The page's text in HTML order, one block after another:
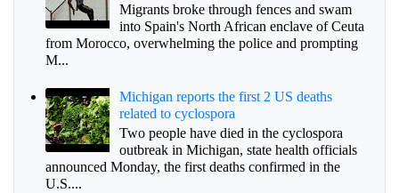
Migrants broke through fences and swam
into Spain's North African enclave of Ceuta
from Morocco, overwhelming the police and prompting
M...
Michigan reports the first 2 US deaths
related to cyclospora
Two people have died in the cyclospora
outbreak in Michigan, state health officials
announced Monday, the first deaths confirmed in the
U.S....